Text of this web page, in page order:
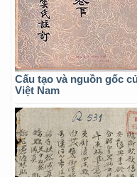
Cấu tạo và nguồn gốc
Việt Nam